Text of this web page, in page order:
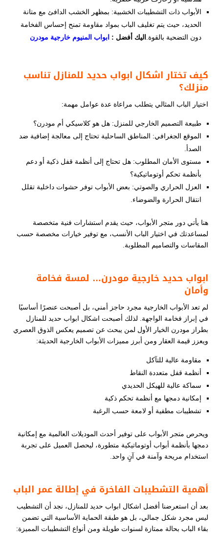
الأبواب ذات التشطيبات الخشبية: بمظهر الخشب الدافئ مع متانة
الحديد، حيث يتم تغليف الباب بمواد مقاومة تمنح إحساس الفخامة
دون التضحية بالقوة. اليك أفضل : ابواب المنيوم خارجية مودرن​
كيف تختار اشكال ابواب حديد للمنازل تناسب
منزلك؟
اختيار الباب المثالي يتطلب مراعاة عدة عوامل مهمة:
طبيعة التصميم الخارجي للمنزل: هل هو كلاسيكي أم مودرن؟
الموقع الجغرافي: المناطق الساحلية تحتاج إلى معالجة إضافية ضد
الصدأ.
مستوى الأمان المطلوب: هل تحتاج إلى أنظمة قفل ذكية أو دعم
بأنظمة تحكم أوتوماتيكية؟
العزل الحراري والصوتي: بعض الأبواب توفر حشوات داخلية تقلل
انتقال الحرارة والضوضاء.
هنا يأتي دور متجر الأبواب، حيث يقدم استشارات فنية متخصصة
لمساعدتك في اختيار الباب الأنسب، مع توفير خيارات مخصصة حسب
المقاسات والتصاميم المطلوبة.
ابواب حديد خارجية مودرن… لمسة فخامة
وأمان
لم تعد الأبواب الخارجية مجرد حاجز أمني، بل أصبحت عنصرًا أساسيًا
في إبراز فخامة الواجهة. لذلك أصبحت اشكال ابواب حديد للمنازل
بطراز مودرن الخيار الأول لمن يبحث عن تصميم يعكس الذوق العصري
ويعزز قيمة العقار ومن أبرز مميزات الأبواب الخارجية الحديثة:
مقاومة عالية للتآكل
أنظمة قفل متعددة النقاط
سماكة عالية للهيكل الحديدي
إمكانية دمجها مع أنظمة تحكم ذكية
تشطيبات مطفية أو لامعة حسب الرغبة
ويحرص متجر الأبواب على توفير أحدث الموديلات العالمية مع إمكانية
دمجها بأنظمة أبواب أوتوماتيكية متطورة، ليحصل العميل على تجربة
استخدام مريحة وآمنة في آنٍ واحد.
أهمية التشطيبات الفاخرة في إطالة عمر الباب
بعد أن استعرضنا أفضل اشكال ابواب حديد للمنازل، نجد أن التشطيب
ليس مجرد شكل جمالي، بل هو طبقة الحماية الأساسية التي تضمن
بقاء الباب بحالة ممتازة لسنوات طويلة ومن أنواع التشطيبات المميزة: